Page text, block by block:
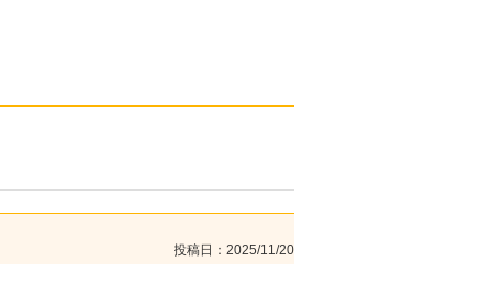
投稿日
2025/11/20